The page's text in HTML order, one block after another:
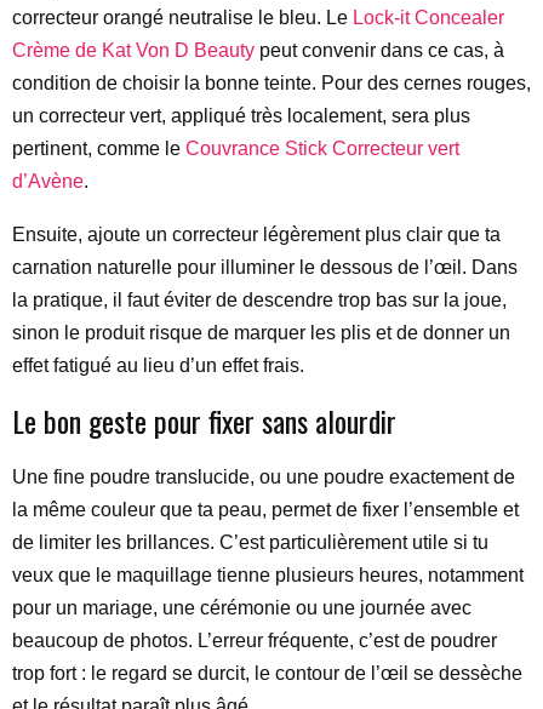
correcteur orangé neutralise le bleu. Le Lock-it Concealer
Crème de Kat Von D Beauty peut convenir dans ce cas, à
condition de choisir la bonne teinte. Pour des cernes rouges,
un correcteur vert, appliqué très localement, sera plus
pertinent, comme le Couvrance Stick Correcteur vert
d’Avène.
Ensuite, ajoute un correcteur légèrement plus clair que ta
carnation naturelle pour illuminer le dessous de l’œil. Dans
la pratique, il faut éviter de descendre trop bas sur la joue,
sinon le produit risque de marquer les plis et de donner un
effet fatigué au lieu d’un effet frais.
Le bon geste pour fixer sans alourdir
Une fine poudre translucide, ou une poudre exactement de
la même couleur que ta peau, permet de fixer l’ensemble et
de limiter les brillances. C’est particulièrement utile si tu
veux que le maquillage tienne plusieurs heures, notamment
pour un mariage, une cérémonie ou une journée avec
beaucoup de photos. L’erreur fréquente, c’est de poudrer
trop fort : le regard se durcit, le contour de l’œil se dessèche